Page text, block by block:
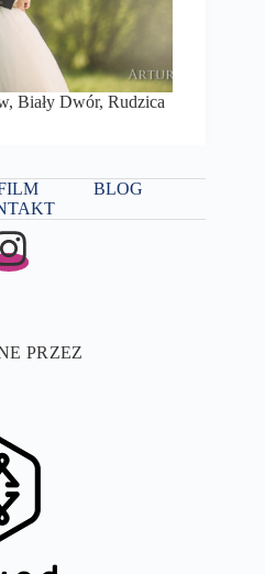
Biały Dwór, Rudzica
BLOG
PRZEZ